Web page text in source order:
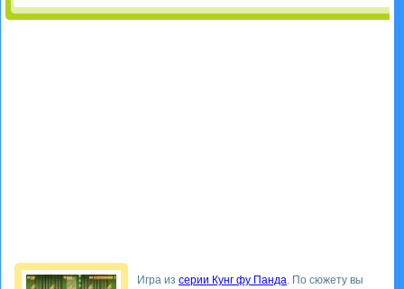
Игра из серии Кунг фу Панда. По сюжету вы